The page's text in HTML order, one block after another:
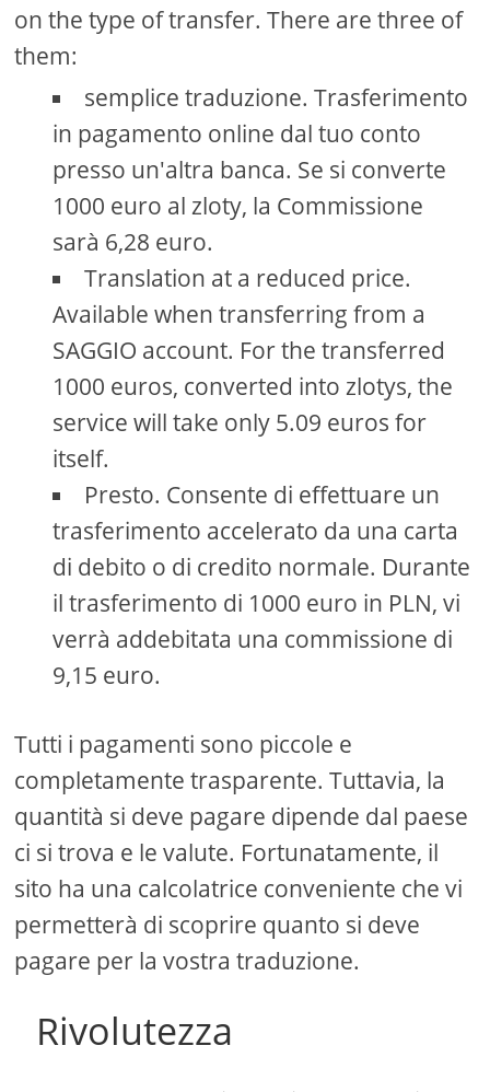
on the type of transfer. There are three of
them:
semplice traduzione. Trasferimento
in pagamento online dal tuo conto
presso un'altra banca. Se si converte
1000 euro al zloty, la Commissione
sarà 6,28 euro.
Translation at a reduced price.
Available when transferring from a
SAGGIO account. For the transferred
1000 euros, converted into zlotys, the
service will take only 5.09 euros for
itself.
Presto. Consente di effettuare un
trasferimento accelerato da una carta
di debito o di credito normale. Durante
il trasferimento di 1000 euro in PLN, vi
verrà addebitata una commissione di
9,15 euro.
Tutti i pagamenti sono piccole e
completamente trasparente. Tuttavia, la
quantità si deve pagare dipende dal paese
ci si trova e le valute. Fortunatamente, il
sito ha una calcolatrice conveniente che vi
permetterà di scoprire quanto si deve
pagare per la vostra traduzione.
Rivolutezza